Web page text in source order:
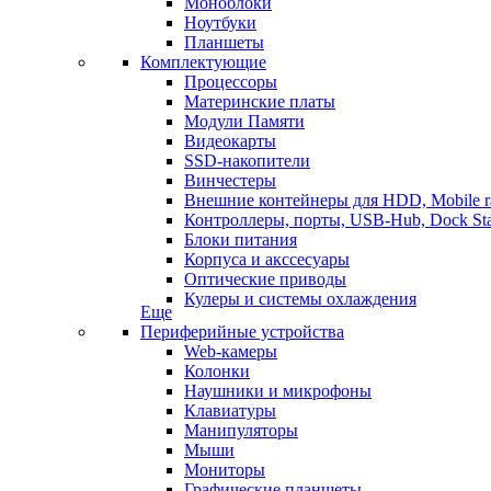
Ноутбуки
Планшеты
Комплектующие
Процессоры
Материнские платы
Модули Памяти
Видеокарты
SSD-накопители
Винчестеры
Внешние контейнеры для HDD, Mobile
Контроллеры, порты, USB-Hub, Dock
Блоки питания
Корпуса и акссесуары
Оптические приводы
Кулеры и системы охлаждения
Еще
Периферийные устройства
Web-камеры
Колонки
Наушники и микрофоны
Клавиатуры
Манипуляторы
Мыши
Мониторы